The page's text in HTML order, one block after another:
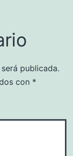
publicada.
con *